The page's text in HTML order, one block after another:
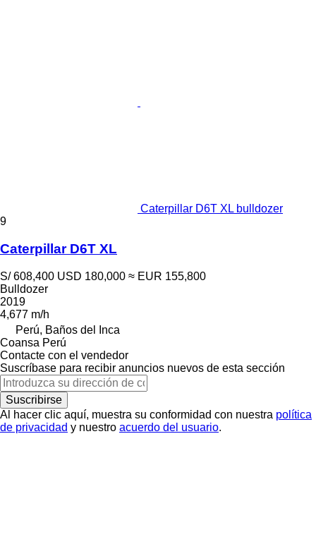
Caterpillar D6T XL bulldozer
9
Caterpillar D6T XL
S/ 608,400 USD 180,000 ≈ EUR 155,800
Bulldozer
2019
4,677 m/h
Perú, Baños del Inca
Coansa Perú
Contacte con el vendedor
Suscríbase para recibir anuncios nuevos de esta sección
Suscribirse
Al hacer clic aquí, muestra su conformidad con nuestra política
de privacidad y nuestro acuerdo del usuario.